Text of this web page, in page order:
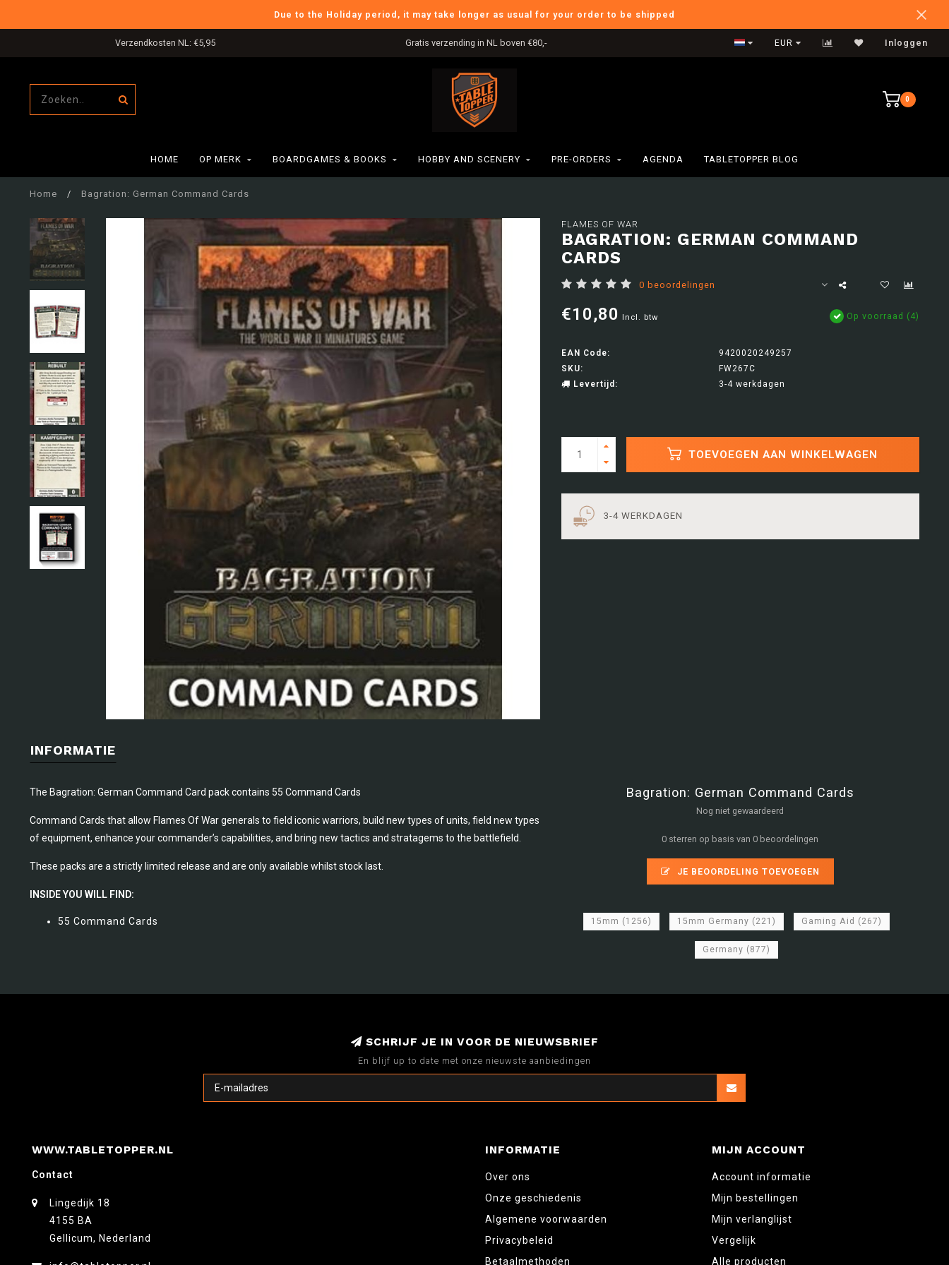
Due to the Holiday period, it may take longer as usual for your order to be shipped
Verzendkosten NL: €5,95 Gratis verzending in NL boven €80,- International Shipping
EUR Inloggen
0
HOME OP MERK BOARDGAMES & BOOKS HOBBY AND SCENERY PRE-ORDERS AGENDA TABLETOPPER BLOG
Home / Bagration: German Command Cards
FLAMES OF WAR
BAGRATION: GERMAN COMMAND
CARDS
0 beoordelingen
€10,80 Incl. btw Op voorraad (4)
EAN Code:
9420020249257
SKU:
FW267C
Levertijd:
3-4 werkdagen
TOEVOEGEN AAN WINKELWAGEN
3-4 WERKDAGEN
INFORMATIE
The Bagration: German Command Card pack contains 55 Command Cards
Command Cards that allow Flames Of War generals to field iconic warriors, build new types of units, field new types
of equipment, enhance your commander’s capabilities, and bring new tactics and stratagems to the battlefield.
These packs are a strictly limited release and are only available whilst stock last.
INSIDE YOU WILL FIND:
55 Command Cards
Bagration: German Command Cards
Nog niet gewaardeerd
0 sterren op basis van 0 beoordelingen
JE BEOORDELING TOEVOEGEN
15mm (1256) 15mm Germany (221) Gaming Aid (267)
Germany (877)
SCHRIJF JE IN VOOR DE NIEUWSBRIEF
En blijf up to date met onze nieuwste aanbiedingen
WWW.TABLETOPPER.NL
Contact
Lingedijk 18
4155 BA
Gellicum, Nederland
INFORMATIE
Over ons
Onze geschiedenis
Algemene voorwaarden
Privacybeleid
Betaalmethoden
MIJN ACCOUNT
Account informatie
Mijn bestellingen
Mijn verlanglijst
Vergelijk
Alle producten